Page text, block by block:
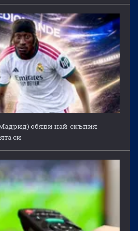
обяви най-скъпия
си